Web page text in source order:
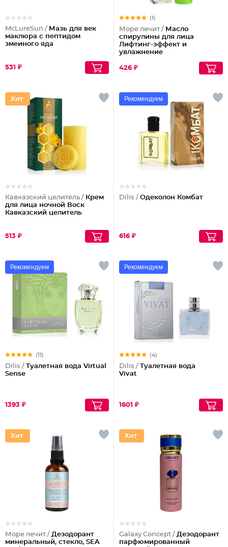
McLureSun / Мазь для век
маклюра с пептидом
змеиного яда
531 ₽
(1)
Море лечит / Масло
спирулины для лица
Лифтинг-эффект и
увлажнение
426 ₽
Кавказский целитель / Крем
для лица ночной Воск
Кавказский целитель
513 ₽
Рекомендуем
Dilis / Одеколон Комбат
616 ₽
Рекомендуем
(11)
Dilis / Туалетная вода Virtual
Sense
1393 ₽
Рекомендуем
(4)
Dilis / Туалетная вода
Vivat
1601 ₽
Море лечит / Дезодорант
минеральный, стекло, SEA
Galaxy Concept / Дезодорант
парфюмированный